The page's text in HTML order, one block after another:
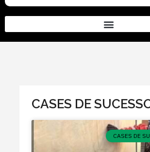
CASES DE
CASES DE